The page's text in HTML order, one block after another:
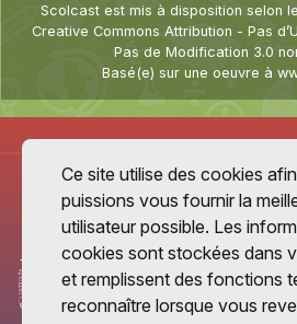
Scolcast est mis à disposition selon
Creative Commons Attribution - Pas
Pas de Modification 3.0
Basé(e) sur une oeuvre à
Ce site utilise des cookies
puissions vous fournir la
utilisateur possible. Les
cookies sont stockées dans
et remplissent des fonctions
reconnaître lorsque vous